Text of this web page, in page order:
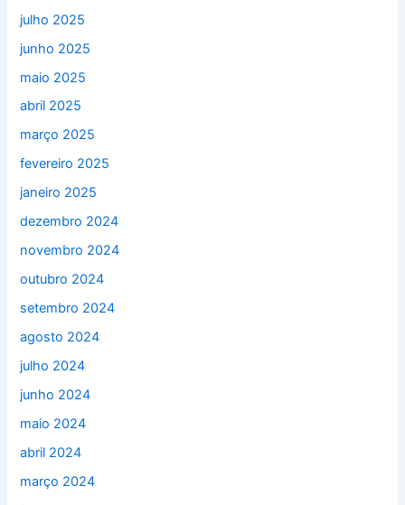
julho 2025
junho 2025
maio 2025
abril 2025
março 2025
fevereiro 2025
janeiro 2025
dezembro 2024
novembro 2024
outubro 2024
setembro 2024
agosto 2024
julho 2024
junho 2024
maio 2024
abril 2024
março 2024